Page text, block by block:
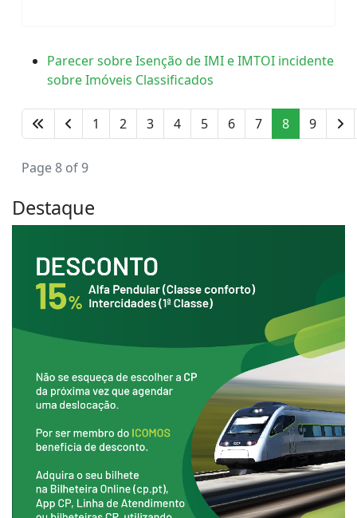
Parecer sobre Isenção de IMI e IMTOI incidente
sobre Imóveis Classificados
1 2 3 4 5 6 7 8 9
Page 8 of 9
Destaque